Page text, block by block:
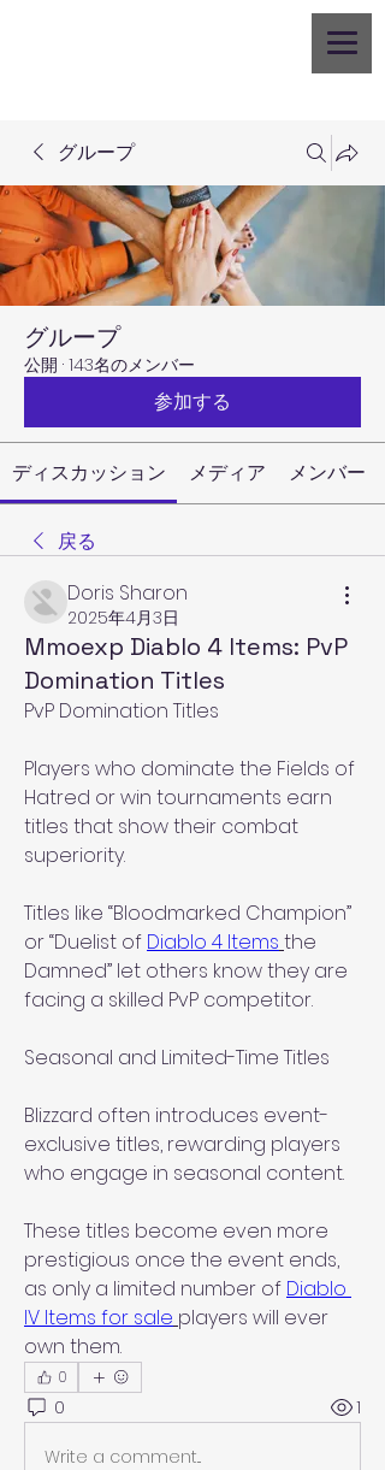
グループ
グループ
公開 · 143名のメンバー
参加する
ディスカッション メディア メンバー
戻る
Doris Sharon
2025年4月3日
Mmoexp Diablo 4 Items: PvP
Domination Titles
PvP Domination Titles
Players who dominate the Fields of
Hatred or win tournaments earn
titles that show their combat
superiority.
Titles like “Bloodmarked Champion”
or “Duelist of Diablo 4 Items the
Damned” let others know they are
facing a skilled PvP competitor.
Seasonal and Limited-Time Titles
Blizzard often introduces event-
exclusive titles, rewarding players
who engage in seasonal content.
These titles become even more
prestigious once the event ends,
as only a limited number of Diablo
IV Items for sale players will ever
own them.
0
0 1
Write a comment...